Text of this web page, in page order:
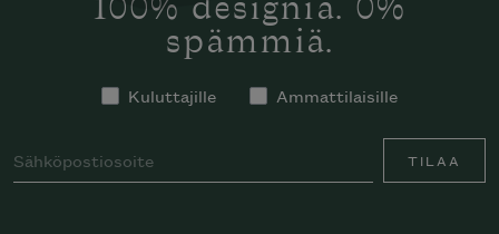
100% designia. 0%
spämmiä.
Kuluttajille Ammattilaisille
TILAA